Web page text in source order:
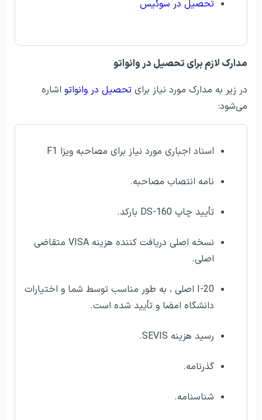
تحصیل در سوئیس
مدارک لازم برای تحصیل در وانواتو
در زیر به مدارک مورد نیاز برای تحصیل در وانواتو اشاره
می‌شود:
اسناد اجباری مورد نیاز برای مصاحبه ویزا F1
نامه انتصاب مصاحبه.
تأیید چاپ DS-160 بارکد.
نسخه اصلی دریافت کننده هزینه VISA متقاضی
اصلی.
I-20 اصلی ، به طور مناسب توسط شما و اختیارات
دانشگاه امضا و تأیید شده است.
رسید هزینه SEVIS.
گذرنامه.
شناسنامه.